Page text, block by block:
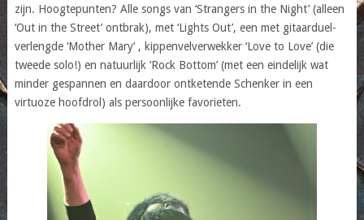
zijn. Hoogtepunten? Alle songs van ‘Strangers in the Night’ (alleen
‘Out in the Street’ ontbrak), met ‘Lights Out’, een met gitaarduel-
verlengde ‘Mother Mary’ , kippenvelverwekker ‘Love to Love’ (die
tweede solo!) en natuurlijk ‘Rock Bottom’ (met een eindelijk wat
minder gespannen en daardoor ontketende Schenker in een
virtuoze hoofdrol) als persoonlijke favorieten.